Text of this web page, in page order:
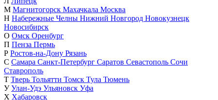
М Магнитогорск Махачкала Москва
Н Набережные Челны Нижний Новгород Новокузнецк
Новосибирск
О Омск Оренбург
П Пенза Пермь
Р Ростов-на-Дону Рязань
С Самара Санкт-Петербург Саратов Севастополь Сочи
Ставрополь
Т Тверь Тольятти Томск Тула Тюмень
У Улан-Удэ Ульяновск Уфа
Х Хабаровск